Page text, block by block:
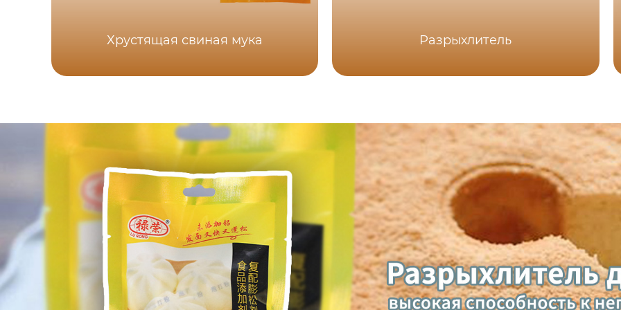
Хрустящая свиная мука Разрыхлитель